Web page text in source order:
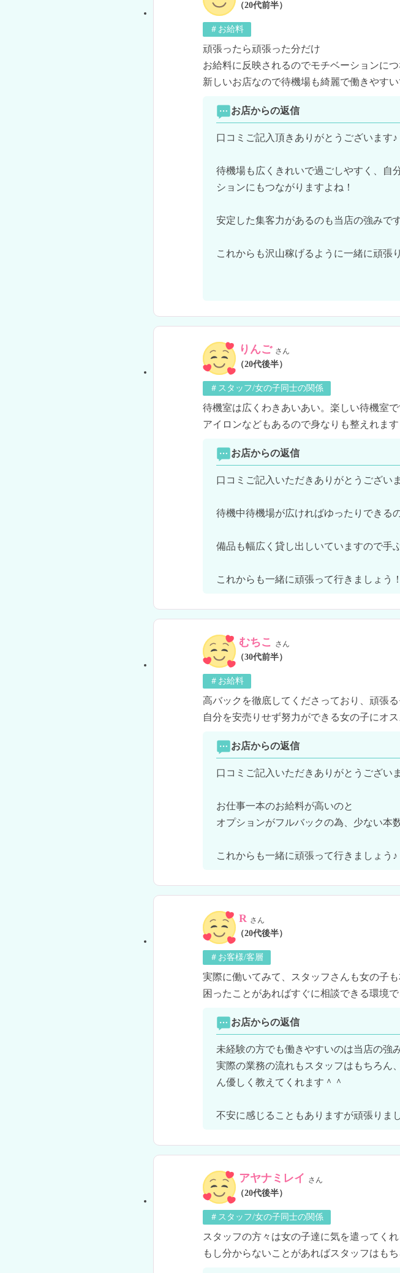
（20代前半）
＃お給料
頑張ったら頑張った分だけ
お給料に反映されるのでモチベーションにつ
新しいお店なので待機場も綺麗で働きやすい
お店からの返信
口コミご記入頂きありがとうございます♪
待機場も広くきれいで過ごしやすく、自
ションにもつながりますよね！
安定した集客力があるのも当店の強みで
これからも沢山稼げるように一緒に頑張
りんご さん
（20代後半）
＃スタッフ/女の子同士の関係
待機室は広くわきあいあい。楽しい待機室
アイロンなどもあるので身なりも整えれます
お店からの返信
口コミご記入いただきありがとうござい
待機中待機場が広ければゆったりできる
備品も幅広く貸し出しいていますので手
これからも一緒に頑張って行きましょう
むちこ さん
（30代前半）
＃お給料
高バックを徹底してくださっており、頑張
自分を安売りせず努力ができる女の子にオス
お店からの返信
口コミご記入いただきありがとうござい
お仕事一本のお給料が高いのと
オプションがフルバックの為、少ない本
これからも一緒に頑張って行きましょう♪
R さん
（20代後半）
＃お客様/客層
実際に働いてみて、スタッフさんも女の子
困ったことがあればすぐに相談できる環境
お店からの返信
未経験の方でも働きやすいのは当店の強
実際の業務の流れもスタッフはもちろん
ん優しく教えてくれます＾＾
不安に感じることもありますが頑張りま
アヤナミレイ さん
（20代後半）
＃スタッフ/女の子同士の関係
スタッフの方々は女の子達に気を遣ってく
もし分からないことがあればスタッフはも